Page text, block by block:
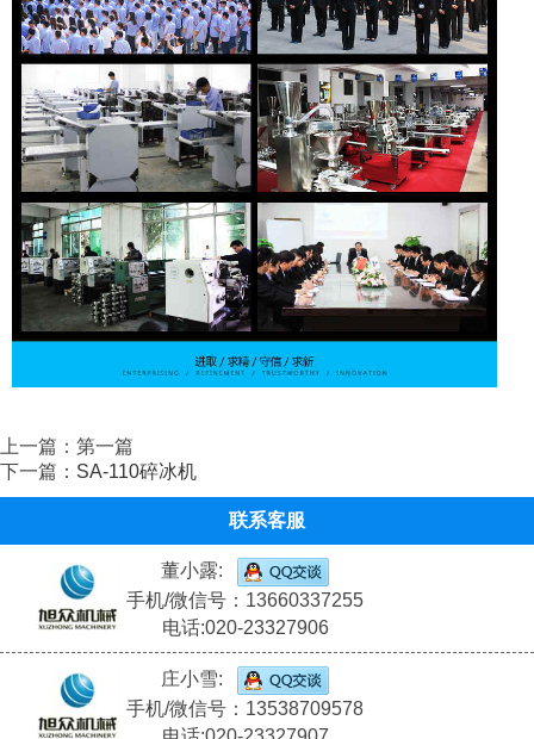
上一篇：第一篇
下一篇： SA-110碎冰机
联系客服
董小露:
手机/微信号：13660337255
电话:020-23327906
庄小雪:
手机/微信号：13538709578